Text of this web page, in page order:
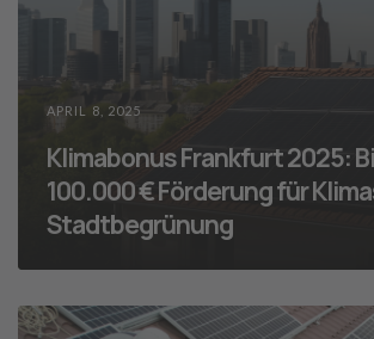
APRIL 8, 2025
Klimabonus Frankfurt 2025:
100.000 € Förderung für
Stadtbegrünung